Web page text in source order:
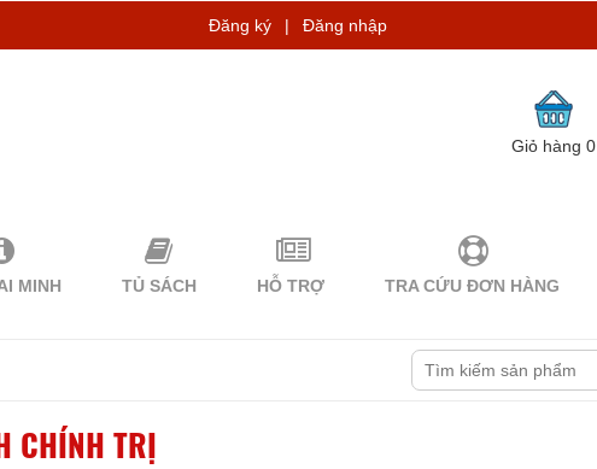
Đăng ký | Đăng nhập
Giỏ hàng0
MINH TỦ SÁCH HỖ TRỢ TRA CỨU ĐƠN HÀNG
CHÍNH TRỊ